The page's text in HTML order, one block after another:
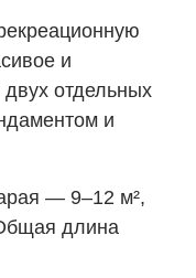
и
отдельных
и
— 9–12 м²,
длина